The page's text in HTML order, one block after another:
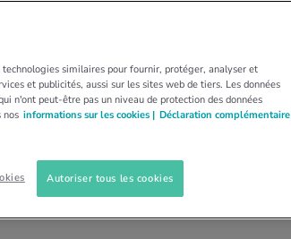
snacks par jour. Le nom
iMpuls
similaires pour fournir, protéger, analyser et
et publicités, aussi sur les sites web de tiers. Les données
n'ont peut-être pas un niveau de protection des données
nos informations sur les cookies | Déclaration complémentaire
Autoriser tous les cookies